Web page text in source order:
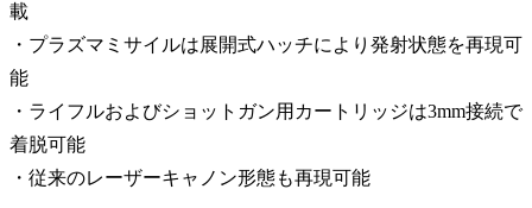
載
・プラズマミサイルは展開式ハッチにより発射状態を再現可
能
・ライフルおよびショットガン用カートリッジは3mm接続で
着脱可能
・従来のレーザーキャノン形態も再現可能